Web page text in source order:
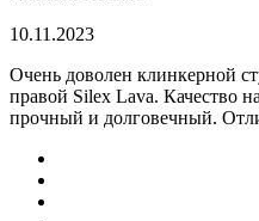
10.11.2023
Очень доволен клинкерной
правой Silex Lava. Качество
прочный и долговечный.